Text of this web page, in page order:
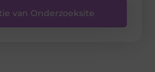
van Onderzoeksite